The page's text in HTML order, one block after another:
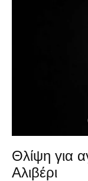
Θλίψη για
Αλιβέρι